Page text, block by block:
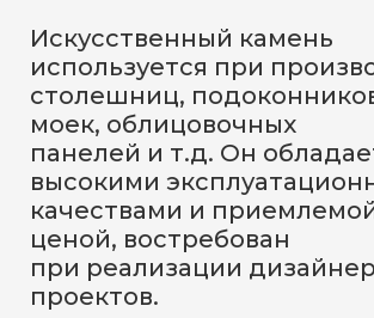
Искусственный камень
используется при
столешниц,
моек, облицовочных
панелей и т.д. Он
высокими
качествами и
ценой, востребован
при реализации
проектов.